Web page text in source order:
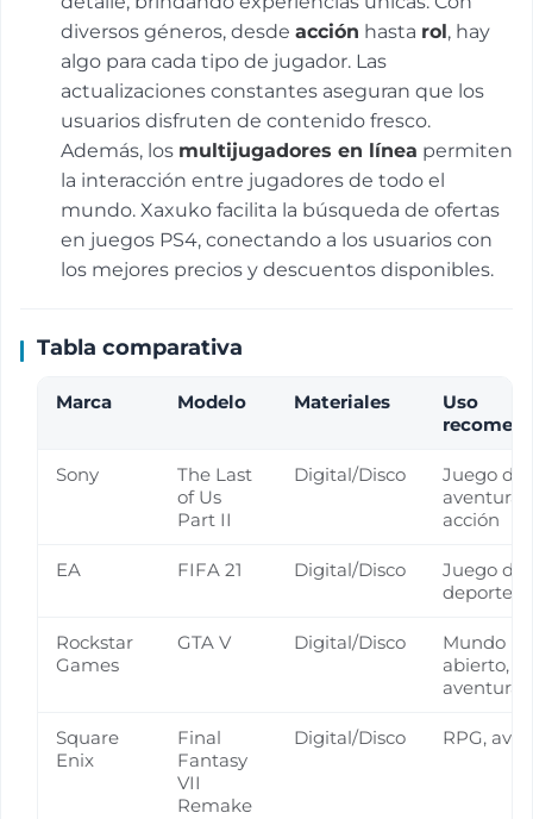
diversos géneros, desde acción hasta rol, hay
algo para cada tipo de jugador. Las
actualizaciones constantes aseguran que los
usuarios disfruten de contenido fresco.
Además, los multijugadores en línea permiten
la interacción entre jugadores de todo el
mundo. Xaxuko facilita la búsqueda de ofertas
en juegos PS4, conectando a los usuarios con
los mejores precios y descuentos disponibles.
Tabla comparativa
Marca Modelo Materiales
Uso
Sony
The Last
of Us
Part II
Digital/Disco
Juego de
aventura,
acción
EA FIFA 21 Digital/Disco
Juego de
deportes
Rockstar
Games
GTA V Digital/Disco
Mundo
abierto,
aventura
Square
Enix
Final
Fantasy
VII
Remake
Digital/Disco RPG,